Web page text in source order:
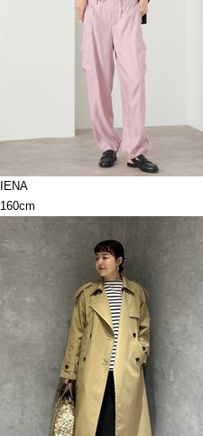
IENA
160cm